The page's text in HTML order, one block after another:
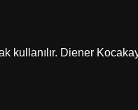
kullanılır. Diener